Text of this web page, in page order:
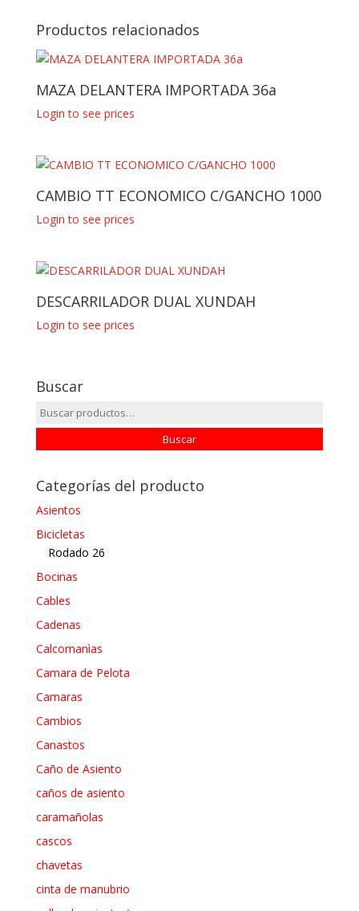
Productos relacionados
MAZA DELANTERA IMPORTADA 36a
Login to see prices
CAMBIO TT ECONOMICO C/GANCHO 1000
Login to see prices
DESCARRILADOR DUAL XUNDAH
Login to see prices
Buscar
Buscar
por:
Buscar
Categorías del producto
Asientos
Bicicletas
Rodado 26
Bocinas
Cables
Cadenas
Calcomanìas
Camara de Pelota
Camaras
Cambios
Canastos
Caño de Asiento
caños de asiento
caramañolas
cascos
chavetas
cinta de manubrio